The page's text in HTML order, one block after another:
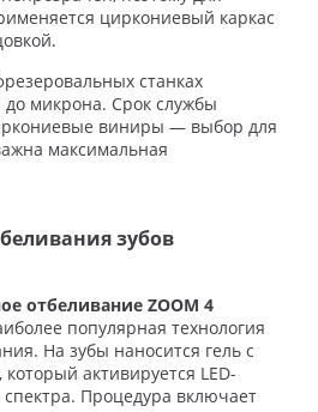
циркониевый каркас
станках
до микрона. Срок службы
виниры — выбор для
максимальная
зубов
отбеливание ZOOM 4
популярная технология
На зубы наносится гель с
активируется LED-
Процедура включает